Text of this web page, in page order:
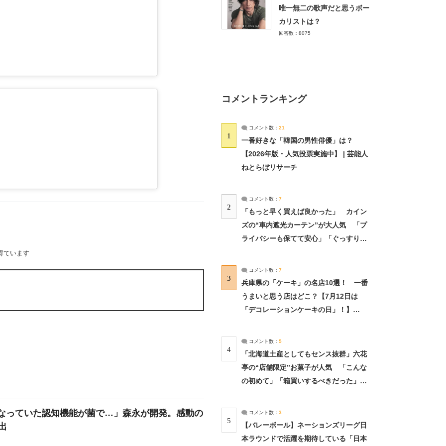
ています
っていた認知機能が菌で…」森永が開発。感動の
唯一無二の歌声だと思うボー
カリストは？
回答数：8075
コメントランキング
1
コメント数： 21
一番好きな「韓国の男性俳優」は？
【2026年版・人気投票実施中】 | 芸能人
ねとらぼリサーチ
2
コメント数： 7
「もっと早く買えば良かった」 カイン
ズの“車内遮光カーテン”が大人気 「プ
ライバシーも保てて安心」「ぐっすり眠
3
コメント数： 7
兵庫県の「ケーキ」の名店10選！ 一番
うまいと思う店はどこ？【7月12日は
「デコレーションケーキの日」！】
4
コメント数： 5
「北海道土産としてもセンス抜群」六花
亭の“店舗限定”お菓子が人気 「こんな
の初めて」「箱買いするべきだった」
5
コメント数： 3
【バレーボール】ネーションズリーグ日
本ラウンドで活躍を期待している「日本